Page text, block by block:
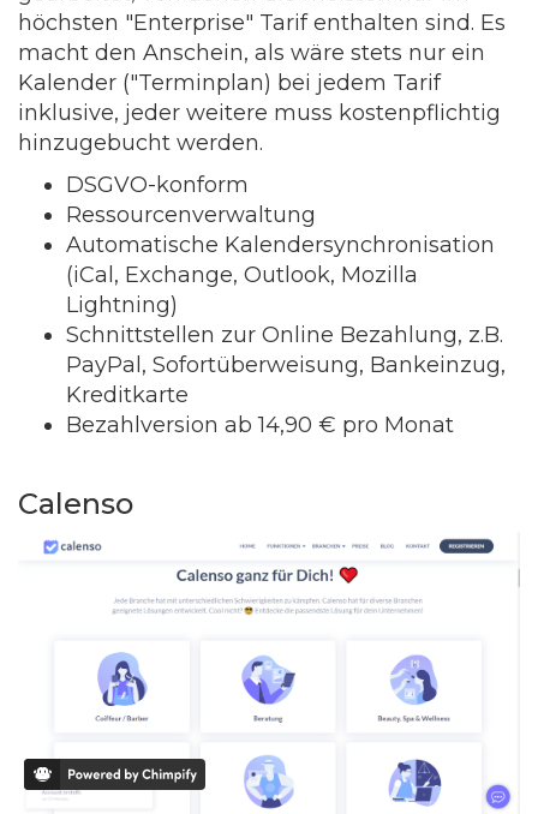
höchsten "Enterprise" Tarif enthalten sind. Es
macht den Anschein, als wäre stets nur ein
Kalender ("Terminplan) bei jedem Tarif
inklusive, jeder weitere muss kostenpflichtig
hinzugebucht werden.
DSGVO-konform
Ressourcenverwaltung
Automatische Kalendersynchronisation
(iCal, Exchange, Outlook, Mozilla
Lightning)
Schnittstellen zur Online Bezahlung, z.B.
PayPal, Sofortüberweisung, Bankeinzug,
Kreditkarte
Bezahlversion ab 14,90 € pro Monat
Calenso